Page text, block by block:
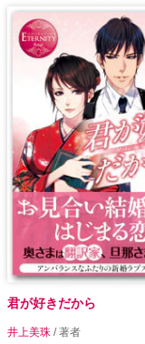
君が好きだから
井上美珠 / 著者